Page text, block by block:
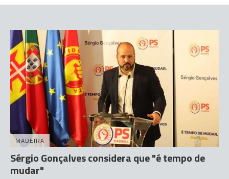
MADEIRA
Sérgio Gonçalves considera que "é tempo de
mudar"